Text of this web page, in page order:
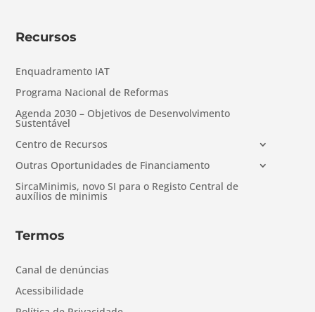
Recursos
Enquadramento IAT
Programa Nacional de Reformas
Agenda 2030 – Objetivos de Desenvolvimento
Sustentável
Centro de Recursos
Outras Oportunidades de Financiamento
SircaMinimis, novo SI para o Registo Central de
auxílios de minimis
Termos
Canal de denúncias
Acessibilidade